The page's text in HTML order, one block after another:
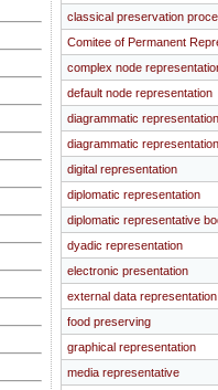
classical preservation
Comitee of Permanent
complex node
default node representation
diagrammatic
diagrammatic
digital representation
diplomatic representation
diplomatic representative
dyadic representation
electronic presentation
external data representation
food preserving
graphical representation
media representative